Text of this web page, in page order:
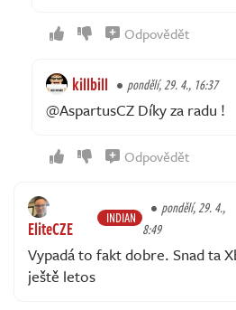
Odpovědět
killbill pondělí, 29. 4., 16:37
@AspartusCZ Díky za radu !
Odpovědět
EliteCZE INDIAN
pondělí, 29. 4.,
8:49
Vypadá to fakt dobre. Snad ta
ještě letos